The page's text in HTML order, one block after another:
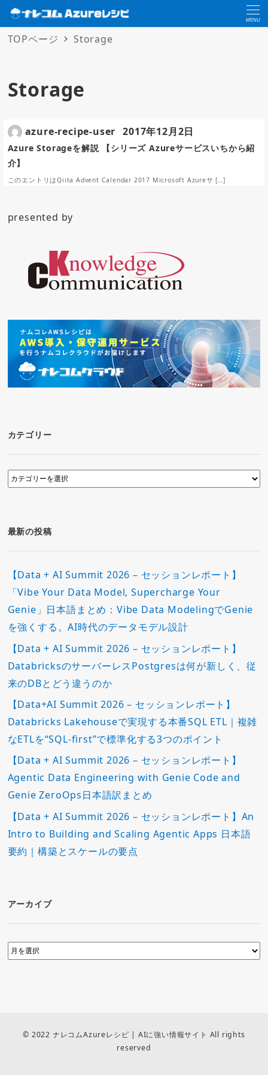
MENU
TOPページ Storage
Storage
Azure Storageを解説 【シリーズ Azureサービスいちから紹
介】
このエントリはQiita Advent Calendar 2017 Microsoft Azureサ […]
azure-recipe-user 2017年12月2日
presented by
カテゴリー
カ
テ
ー
最新の投稿
【Data + AI Summit 2026 – セッションレポート】
「Vibe Your Data Model, Supercharge Your
Genie」日本語まとめ：Vibe Data ModelingでGenie
を強くする。AI時代のデータモデル設計
【Data + AI Summit 2026 – セッションレポート】
DatabricksのサーバーレスPostgresは何が新しく、従
来のDBとどう違うのか
【Data+AI Summit 2026 – セッションレポート】
Databricks Lakehouseで実現する本番SQL ETL｜複雑
なETLを“SQL-first”で標準化する3つのポイント
【Data + AI Summit 2026 – セッションレポート】
Agentic Data Engineering with Genie Code and
Genie ZeroOps日本語訳まとめ
【Data + AI Summit 2026 – セッションレポート】An
Intro to Building and Scaling Agentic Apps 日本語
要約｜構築とスケールの要点
アーカイブ
© 2022 ナレコムAzureレシピ | AIに強い情報サイト All rights
reserved